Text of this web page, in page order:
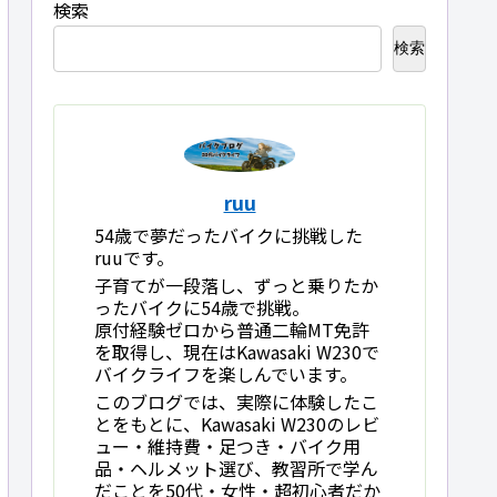
検索
検索
ruu
54歳で夢だったバイクに挑戦した
ruuです。
子育てが一段落し、ずっと乗りたか
ったバイクに54歳で挑戦。
原付経験ゼロから普通二輪MT免許
を取得し、現在はKawasaki W230で
バイクライフを楽しんでいます。
このブログでは、実際に体験したこ
とをもとに、Kawasaki W230のレビ
ュー・維持費・足つき・バイク用
品・ヘルメット選び、教習所で学ん
だことを50代・女性・超初心者だか